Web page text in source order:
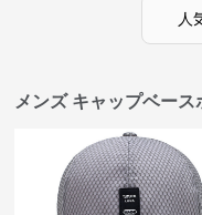
人
メンズ キャップベー